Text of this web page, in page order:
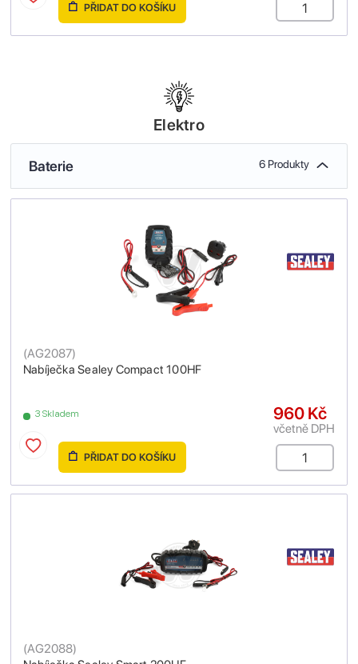
PŘIDAT DO KOŠÍKU
Elektro
Baterie 6 Produkty
Nabíječka Sealey Compact 100HF
(AG2087)
3 Skladem 960 Kč
včetně DPH
PŘIDAT DO KOŠÍKU
(AG2088)